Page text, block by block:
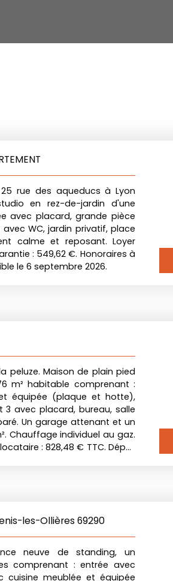
rue des aqueducs à Lyon
en rez-de-jardin d'une
avec placard, grande pièce
WC, jardin privatif, place
calme et reposant. Loyer
: 549,62 €. Honoraires à
le 6 septembre 2026.
peluze. Maison de plain pied
m² habitable comprenant :
équipée (plaque et hotte),
avec placard, bureau, salle
Un garage attenant et un
Chauffage individuel au gaz.
: 828,48 € TTC. Dépôt
les-Ollières 69290
neuve de standing, un
comprenant : entrée avec
cuisine meublée et équipée